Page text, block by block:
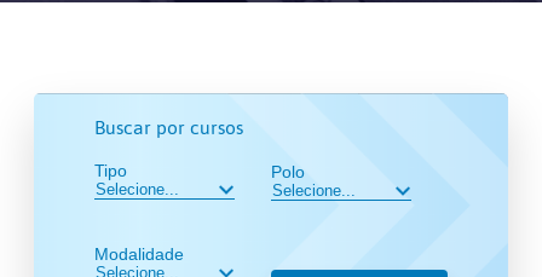
Buscar por cursos
Tipo
Modalidade
Polo